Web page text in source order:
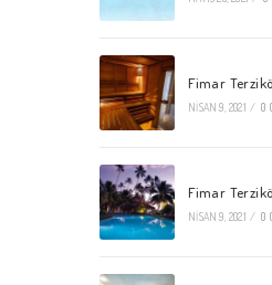
Fimar
NISAN 9, 2021 / 0
Fimar
NISAN 9, 2021 / 0